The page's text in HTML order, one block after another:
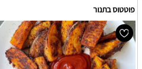
פוטטוס בתנור